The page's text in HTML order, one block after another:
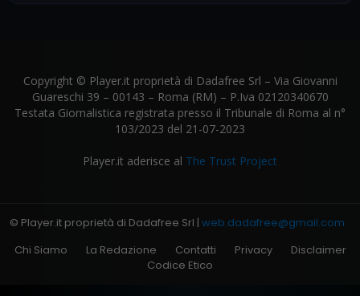
Copyright © Player.it proprietà di Dadafree Srl – Via Giovanni
Guareschi 39 – 00143 – Roma (RM) – P.Iva 02120340670
Testata Giornalistica registrata presso il Tribunale di Roma al n°
103/2023 del 21-07-2023
Player.it aderisce al The Trust Project
© Player.it proprietà di Dadafree Srl | web.dadafree@gmail.com
Chi Siamo
La Redazione Contatti Privacy
Disclaimer
Codice Etico